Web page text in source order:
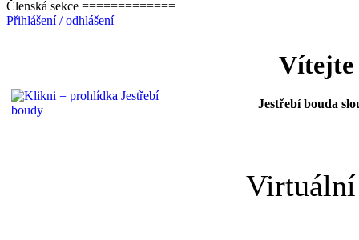
Členská sekce =============
Přihlášení / odhlášení
Vítejte
Jestřebí bouda